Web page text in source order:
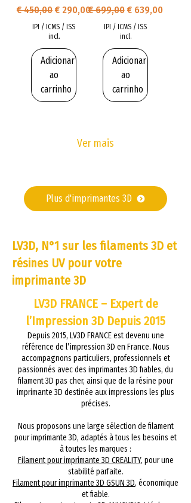
Preço normal
€ 450,00Preço promocional
€ 290,00
IPI / ICMS / ISS
incl.
Adicionar
ao
carrinho
Preço normal
€ 699,00 Preço
€ 639,00
IPI / ICMS / ISS
incl.
Adicionar
ao
carrinho
Ver mais
Plus d'imprimantes 3D
LV3D, N°1 sur les filaments 3D et
résines UV pour votre
imprimante 3D
LV3D FRANCE – Expert de
l’Impression 3D Depuis 2015
Depuis 2015, LV3D FRANCE est devenu une
référence de l’impression 3D en France. Nous
accompagnons particuliers, professionnels et
passionnés avec des imprimantes 3D fiables, du
filament 3D pas cher, ainsi que de la résine pour
imprimante 3D destinée aux impressions les plus
précises.
Nous proposons une large sélection de filament
pour imprimante 3D, adaptés à tous les besoins et
à toutes les marques :
Filament pour imprimante 3D CREALITY, pour une
stabilité parfaite.
Filament pour imprimante 3D GSUN 3D, économique
et fiable.